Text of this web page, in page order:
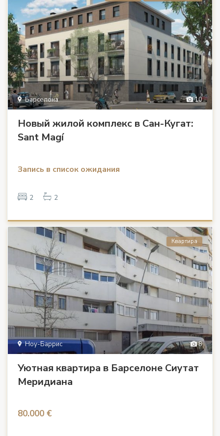
10
Барселона
Новый жилой комплекс в Сан-Кугат:
Sant Magí
Запись в список ожидания
2 2
8
Ноу-Баррис
Квартира
Уютная квартира в Барселоне Сиутат
Меридиана
80.000 €